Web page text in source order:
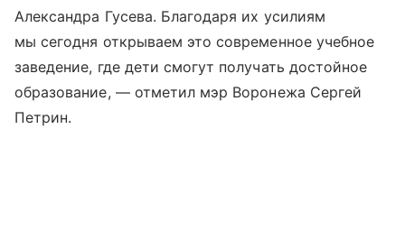
Александра Гусева. Благодаря их усилиям
мы сегодня открываем это современное учебное
заведение, где дети смогут получать достойное
образование, — отметил мэр Воронежа Сергей
Петрин.